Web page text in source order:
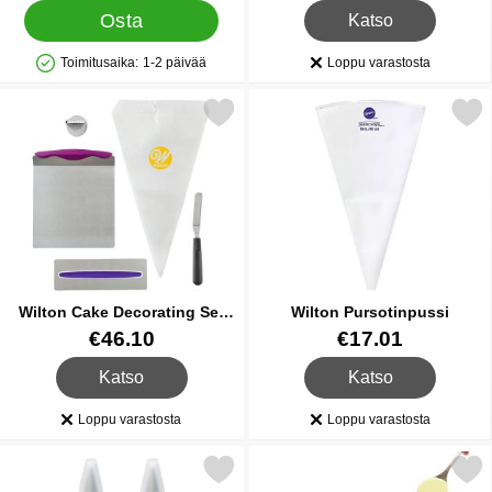
Osta
Saatavuus: Varastossa
Toimitusaika: 1-2 päivää
Katso
, Pursotinpussit
Saatavuus:
Loppu varastosta
Wilton Cake Decorating Set
Kakun Koristeluvälineet
Tuote.nro 35248
€46.10
Katso
, Wilton Cake Decorating Set Kakun Koristeluvälineet
Saatavuus:
Loppu varastosta
wilton Cake Decorating Set Kakun Koristeluvälineet suosikiksi
Wilton Pursotinpussi
Tuote.nro 35265
€17.01
Katso
, Wilton Pursotinpussi
Saatavuus:
Loppu varastosta
Merkitse wilton
Merkitse pursotinpullot suosikiksi
Merkitse pursotinpussin